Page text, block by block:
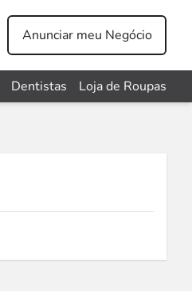
Anunciar meu Negócio
Dentistas Loja de Roupas